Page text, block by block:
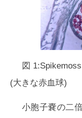
図
(大きな赤血球)
小胞子嚢の二